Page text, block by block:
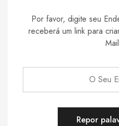
Por favor, digite seu
receberá um link para
Repor